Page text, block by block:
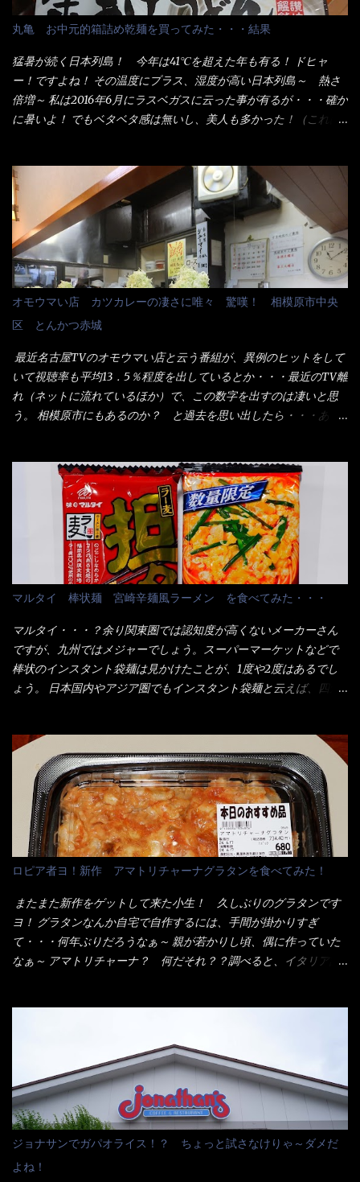
配慮でもある。 11:20 店内に入り・・・『釜揚げうどん得を湯ナ
シで！』と注文したら、近場にいたオッサン店員はキョトンとし
た顔『湯なし？』（これだ全く理解していないな） すると茹で方
の若い女性店員が『いい！いい！！』とオッサンを向こうへやっ
た。 でサッサと、木桶を用意してうどんだけ入れて出して来まし
た。 な～るほど、この事か・・・ で今日の2021年後半1回目のサ
＞サイズを食べられるか？である。 前回も、大しか食べていない
からね、得がどれくらいの満腹度になるのか？ この得サイズの木
桶は、銭湯で使う洗い桶サイズだなぁ～ この木桶サイズに、満々
と湯が注がれていたら食べ進むうちに、麺が伸びてしまうだろ
う。 これなら茹で上がった直後のままで、食べ進められるじゃな
いか！ 別皿で、葱と天かすを満タンに用意して、山葵も2つ。 そ
れに湯が無い利点として、汁が薄まらない！ これだよ、こ
れ！！ 湯があると、うどんと共に汁の方へ湯までも入ってしま
う。つまりラーメンの麺にスープが絡む現象ですな。 結局、伸び
ずに汁も薄らむこともなく・・最後の方で＜だし汁＞を少し追加
しました。 腹イッパイだけど、得サイズは全てお腹の中へ収まっ
たし満足達成度100％ 苦しいと云う事も無いな！ まだ鶏天1個位
は入りそうだね。 と云う事で、今回＜釜揚げうどんの湯無し＞を
試したら、確...
丸亀 お中元的箱詰め乾麺を買ってみた・・・結果
猛暑が続く日本列島！ 今年は41℃を超えた年も有る！ ドヒャ
ー！ですよね！ その温度にプラス、湿度が高い日本列島～ 熱さ
倍増～ 私は2016年6月にラスベガスに云った事が有るが・・・確か
に暑いよ！ でもベタベタ感は無いし、美人も多かった！（これは
中元は、丁度お盆の夏場に日頃お世話になっている方への＜ご挨
拶＞としての贈り物の習慣です。 今では、大分廃れてしまってい
るかと・・・小生もお中元やお歳暮など送った事は無い！（キッ
パリ） まぁ～この慣習が残っているのは、官公庁や超大手企業戦
士（昇進目的）などの世界でしょう。 要は、ゴマスリ・・・てな
感じかな。 丸亀製麺と云えば、大阪誕生→全国区（北海道と沖縄
は？）へ広がった、讃岐饂飩チェーン店大手といっても過言では
無いでしょう。 各店舗で、毎日饂飩を打っているので饂飩好きの
方には店舗に寄って違う！と云う人も居るらしい・・ そんな大手
讃岐饂飩チェーン店と関係があるのか？ 箱詰め乾麺！ このパッ
ケージからすれば、間違いなく贈答用目的でしょう。 そんな贈答
用箱詰め饂飩・・・またもやメガドンキで発見し購入！ 中身は、
この様な状態です。 乾麺の束が6束／一パックになっており、それ
1280円と云った感じです。 で私は幾らで、メガドンキでゲットし
たかって？ それは非常に言いづらい・・・色々と各方面へ忖度し
て、激安だったとだけ申し上げましょう。 早速1袋を大釜で茹で～
ハイ、約15分ほど茹で上げた状態です。 当家には、高齢者がいる
ので少し柔らかく・・・ 茹で上がった饂飩は、お店の饂飩に比べ
＜細い＞です。 どちらかと云えば、稲庭饂飩的な太さですね。 さ
てこれを、どの様に食べるか？ 長葱無かったので、玉葱を刻んで
八王子ラーメン風月見つけうどん！ 冷やし釜あげうどん～です。
ラーメン丼に、冷水を軽く張って饂飩を盛り付け、お椀に昆布出
汁つゆと長葱に山葵です。 これでツルツル～と頂きました。 良い
じゃないか～...
オモウマい店 カツカレーの凄さに唯々 驚嘆！ 相模原市中央
区 とんかつ赤城
最近名古屋TVのオモウマい店と云う番組が、異例のヒットをして
いて視聴率も平均13．5％程度を出しているとか・・・最近のTV離
れ（ネットに流れているほか）で、この数字を出すのは凄いと思
う。 相模原市にもあるのか？ と過去を思い出したら・・・あっ
当している。 まずはこれを見て欲しい！ カウンターに置かれた＜
お皿＞である。 直ぐに気づいたでしょう！ 何かキャベツが山じ
ゃないか！？ ハイ、山です。 これが標準なのです。 普通のとん
かつ屋のキャベツと比べたら、10人前ほどあるか？ 値段的には、
メイン（主流は1,000超）＋定食セット350円程と値段的には、そ
れ程では安い訳でも無いが、客足が絶えない人気店である。 そん
なメニューのなかで、リーズナブルで頂ける＜映え＞るメニュー
が＜カツカレー＞だ！ これです。 当時1,000円税込だった
が・・・今も変わらないと思うけど・・・ これが出てくると、カ
ウンター中からOH～と声が飛ぶ！ 写真は、キャベツ少なめでお願
いしています。 皿のサイズは、直径30cmほどあります。 そこに
ドカ盛のキャベツと御飯にカレーがかかっています。 カレーは辛
ンとした厚さのあるトンカツです。 それも揚げたての熱々です。
これを難なく完食出来なければ、漢では無い！と云っても過言で
はないだろう。 この他も、兎に角ボリューム満点で＜薄カツ＞と
呼ばれるメニューは、トンカツが2枚重ねて出てくるだ！ 1枚が薄
いから、2枚乗せにしたらしいけど・・・
マルタイ 棒状麺 宮崎辛麺風ラーメン を食べてみた・・・
マルタイ・・・？余り関東圏では認知度が高くないメーカーさん
ですが、九州ではメジャーでしょう。スーパーマーケットなどで
棒状のインスタント袋麺は見かけたことが、1度や2度はあるでし
ょう。 日本国内やアジア圏でもインスタント袋麺と云えば、四角
イ棒状ラーメンを、OKストアで見かけ思わず手に取って買い物篭
へ 坦々まぜそばと＜数量限定＞宮崎辛麺風ラーメン オーッといき
なり私の胃袋をグサッと・・・・ 棒状インスタントラーメンの
デビューが決まりました。 か・ら・め・ん・辛麺！ 宮崎辛麺は
チャルメラや日清からも出されている、辛口のラーメンじゃ
ん！！ 酸っぱくしたら、酸辣湯麺？なんてね。 よし今日のサラ
メシは、宮崎辛麺にしよう！ それではまず袋を開けると・・・ な
んだか紙に巻かれた棒状の麺が二束、調味油と粉末スープ！ やは
り見慣れない姿・・・何だかチョッと高級感的な・・・だって透
明なトレイに並んだ棒状麺なんて見慣れないからねぇ～（コスト
がかかる） 袋の裏側を見ると、韮とか卵の用意を勧めている。
それなばらと冷蔵庫にあった、黒豆モヤシ・韮・生卵を用意しま
け、韮の葉の部分をドサッと乗せて調味油を入れて完成です。 ど
うでしょう？ 見た目 Goodデザイン賞じゃない！？ 笑 マルタ
イのHPを見ると・・・（引用） めんは、ノンフライ・ノンスチー
ム製法で仕上げた、生めんに近い風味のストレートめんです。 豚
の旨味に数種類の唐辛子、ニンニクを加えた辛さとコクが凝縮さ
れた醤油ベースのスープです。 調味油に赤ラー油とごま油を使用
することに風味と辛さを引き立たせています。 調味油をスープ
ロピア者ヨ！新作 アマトリチャーナグラタンを食べてみた！
またまた新作をゲットして来た小生！ 久しぶりのグラタンです
ヨ！ グラタンなんか自宅で自作するには、手間が掛かりすぎ
て・・・何年ぶりだろうなぁ～ 親が若かりし頃、偶に作っていた
なぁ～ アマトリチャーナ？ 何だそれ？？調べると、イタリア語
ブン皿で焼いて、大凡の目安で小分けにしているようで、パック
をよーく見たら表面のチーズの乗り具合に結構な差が出てい
た・・・チーズに焦げ目が付いているのを、しっかり確認し買う
ことをオススメします。（取り分け量にも若干有り差がでてるだ
ろう） 早速タバスコを振りかけて食べてみると・・・結構美味し
いよ！ 久しぶりだな～ホワイトソースとマカロニの絡まった食
感・・・懐かしい～ 今回ダイソーのカレー用のスプーンを使って
ジョナサンでガパオライス！？ ちょっと試さなけりゃ～ダメだ
よね！